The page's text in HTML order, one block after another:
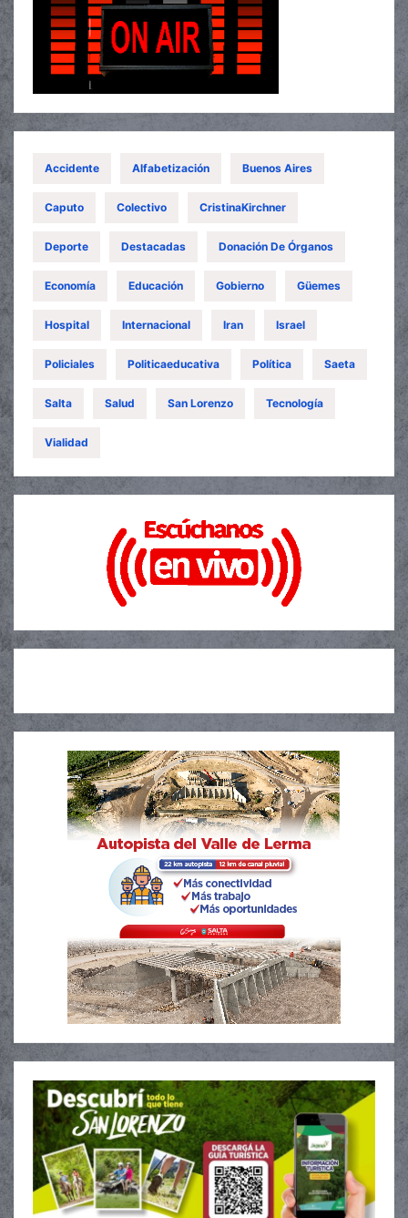
Accidente Alfabetización Buenos Aires
Caputo Colectivo CristinaKirchner
Deporte Destacadas Donación De Órganos
Economía Educación Gobierno Güemes
Hospital Internacional Iran Israel
Policiales Politicaeducativa Política Saeta
Salta Salud San Lorenzo Tecnología
Vialidad